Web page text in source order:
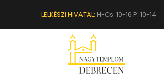
LELKÉSZI HIVATAL: H-Cs: 10-16 P: 10-14